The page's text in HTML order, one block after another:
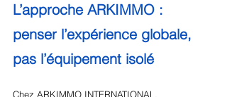
L’approche ARKIMMO :
penser l’expérience globale,
pas l’équipement isolé
Chez ARKIMMO INTERNATIONAL,